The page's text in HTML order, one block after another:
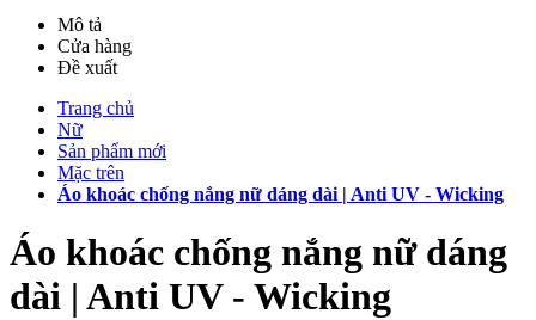
Mô tả
Cửa hàng
Đề xuất
Trang chủ
Nữ
Sản phẩm mới
Mặc trên
Áo khoác chống nắng nữ dáng dài | Anti UV - Wicking
Áo khoác chống nắng nữ dáng
dài | Anti UV - Wicking